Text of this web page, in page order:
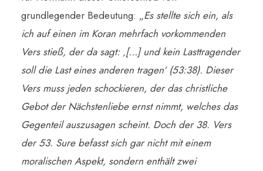
grundlegender Bedeutung: „Es stellte sich ein, als
ich auf einen im Koran mehrfach vorkommenden
Vers stieß, der da sagt: ‚[…] und kein Lasttragender
soll die Last eines anderen tragen‘ (53:38). Dieser
Vers muss jeden schockieren, der das christliche
Gebot der Nächstenliebe ernst nimmt, welches das
Gegenteil auszusagen scheint. Doch der 38. Vers
der 53. Sure befasst sich gar nicht mit einem
moralischen Aspekt, sondern enthält zwei